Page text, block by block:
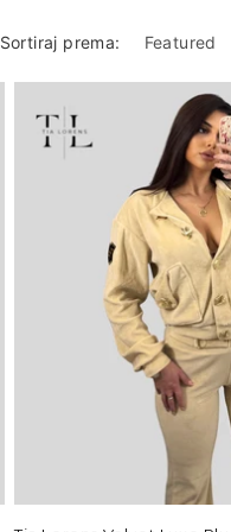
Sortiraj prema: